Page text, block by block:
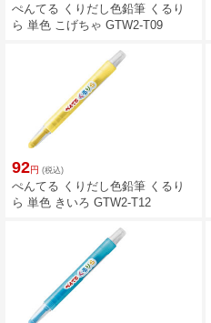
ぺんてる くりだし色鉛筆 くるり
ら 単色 こげちゃ GTW2-T09
92円 (税込)
ぺんてる くりだし色鉛筆 くるり
ら 単色 きいろ GTW2-T12